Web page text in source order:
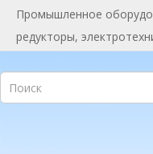
Промышленное
редукторы,